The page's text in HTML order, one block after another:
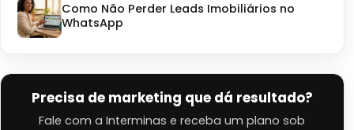
Como Não Perder Leads Imobiliários no
WhatsApp
Precisa de marketing que dá resultado?
Fale com a Interminas e receba um plano sob